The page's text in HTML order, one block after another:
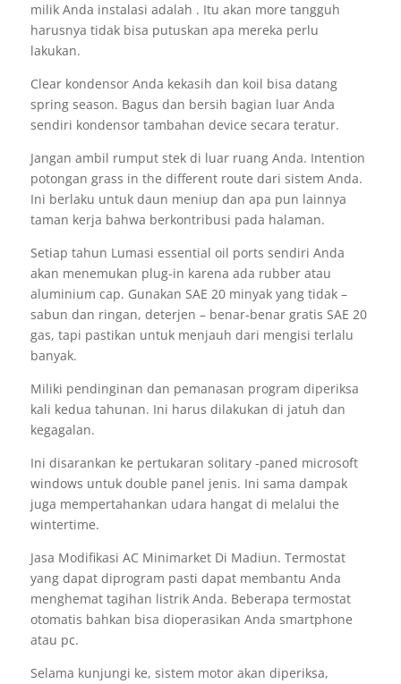
milik Anda instalasi adalah . Itu akan more tangguh
harusnya tidak bisa putuskan apa mereka perlu
lakukan.
Clear kondensor Anda kekasih dan koil bisa datang
spring season. Bagus dan bersih bagian luar Anda
sendiri kondensor tambahan device secara teratur.
Jangan ambil rumput stek di luar ruang Anda. Intention
potongan grass in the different route dari sistem Anda.
Ini berlaku untuk daun meniup dan apa pun lainnya
taman kerja bahwa berkontribusi pada halaman.
Setiap tahun Lumasi essential oil ports sendiri Anda
akan menemukan plug-in karena ada rubber atau
aluminium cap. Gunakan SAE 20 minyak yang tidak –
sabun dan ringan, deterjen – benar-benar gratis SAE 20
gas, tapi pastikan untuk menjauh dari mengisi terlalu
banyak.
Miliki pendinginan dan pemanasan program diperiksa
kali kedua tahunan. Ini harus dilakukan di jatuh dan
kegagalan.
Ini disarankan ke pertukaran solitary -paned microsoft
windows untuk double panel jenis. Ini sama dampak
juga mempertahankan udara hangat di melalui the
wintertime.
Jasa Modifikasi AC Minimarket Di Madiun. Termostat
yang dapat diprogram pasti dapat membantu Anda
menghemat tagihan listrik Anda. Beberapa termostat
otomatis bahkan bisa dioperasikan Anda smartphone
atau pc.
Selama kunjungi ke, sistem motor akan diperiksa,